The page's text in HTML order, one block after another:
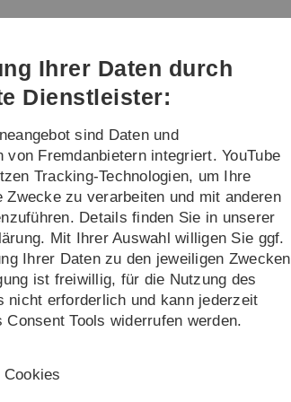
Direkt
Direkt
Direkt
(Sprache,
Drucken,
Social
Direkt
Direkt
der Servicegruppe
Ihrer Daten durch
Dienstleister:
sind Daten und
von Fremdanbietern integriert. YouTube
Tracking-Technologien, um Ihre
Zwecke zu verarbeiten und mit anderen
Details finden Sie in unserer
Mit Ihrer Auswahl willigen Sie ggf.
Ihrer Daten zu den jeweiligen Zwecken
ist freiwillig, für die Nutzung des
nicht erforderlich und kann jederzeit
Consent Tools widerrufen werden.
Cookies